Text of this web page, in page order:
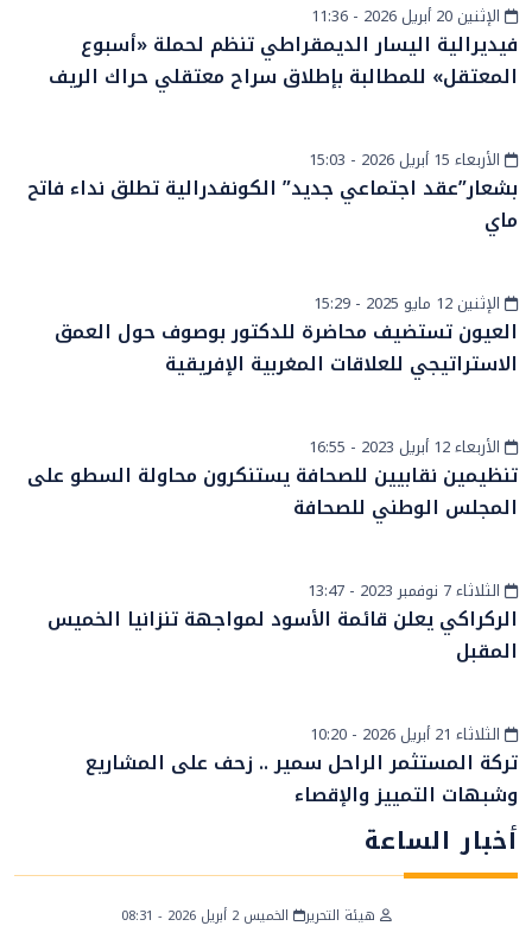
أخبار وطنيةالإثنين 20 أبريل 2026 - 11:36
فيديرالية اليسار الديمقراطي تنظم لحملة «أسبوع
المعتقل» للمطالبة بإطلاق سراح معتقلي حراك الريف
أخبار وطنيةالأربعاء 15 أبريل 2026 - 15:03
بشعار”عقد اجتماعي جديد” الكونفدرالية تطلق نداء فاتح
ماي
أخبار عامةالإثنين 12 مايو 2025 - 15:29
العيون تستضيف محاضرة للدكتور بوصوف حول العمق
الاستراتيجي للعلاقات المغربية الإفريقية
المزيد
الأربعاء 12 أبريل 2023 - 16:55
تنظيمين نقابيين للصحافة يستنكرون محاولة السطو على
المجلس الوطني للصحافة
رياضة
الثلاثاء 7 نوفمبر 2023 - 13:47
الركراكي يعلن قائمة الأسود لمواجهة تنزانيا الخميس
المقبل
أخبار الصحراءالثلاثاء 21 أبريل 2026 - 10:20
تركة المستثمر الراحل سمير .. زحف على المشاريع
وشبهات التمييز والإقصاء
أخبار الساعة
هيئة التحرير الخميس 2 أبريل 2026 - 08:31